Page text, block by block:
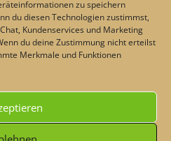
zu speichern
du diesen Technologien zustimmst,
Kundenservices und Marketing
du deine Zustimmung nicht erteilst
Merkmale und Funktionen
uns
Bewertungen